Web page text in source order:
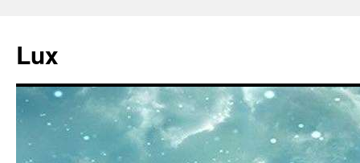
contenido
Lux